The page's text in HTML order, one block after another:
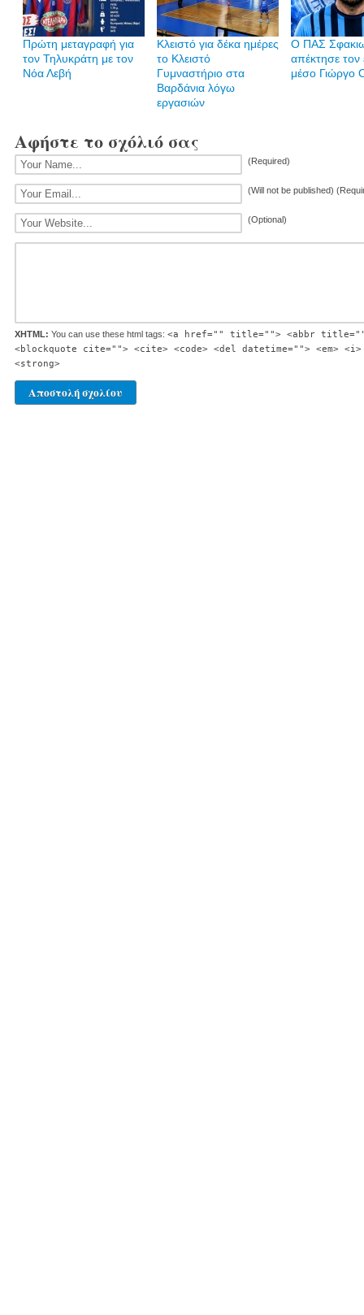
Πρώτη μεταγραφή για
τον Τηλυκράτη με τον
Νόα Λεβή
Κλειστό για δέκα ημέρες
το Κλειστό
Γυμναστήριο στα
Βαρδάνια λόγω
εργασιών
Ο ΠΑΣ
απέκτησε τον
μέσο Γιώργο
Αφήστε το σχόλιό σας
(Required)
(Will not be published)
(Optional)
XHTML: You can use these html tags: <a href="" title=""> <abbr
<blockquote cite=""> <cite> <code> <del datetime=""> <em>
<strong>